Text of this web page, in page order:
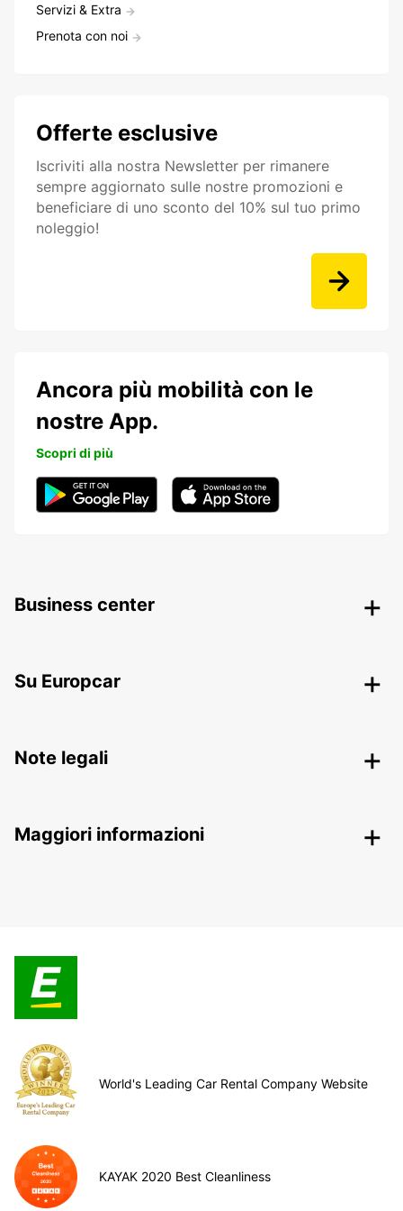
Servizi & Extra
Prenota con noi
Offerte esclusive
Iscriviti alla nostra Newsletter per rimanere
sempre aggiornato sulle nostre promozioni e
beneficiare di uno sconto del 10% sul tuo primo
noleggio!
Ancora più mobilità con le
nostre App.
Scopri di più
Business center
Su Europcar
Note legali
Maggiori informazioni
World's Leading Car Rental Company Website
KAYAK 2020 Best Cleanliness